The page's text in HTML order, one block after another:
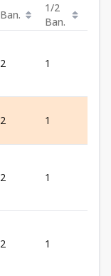
Ban.
1/2
Ban.
2 1
2 1
2 1
2 1